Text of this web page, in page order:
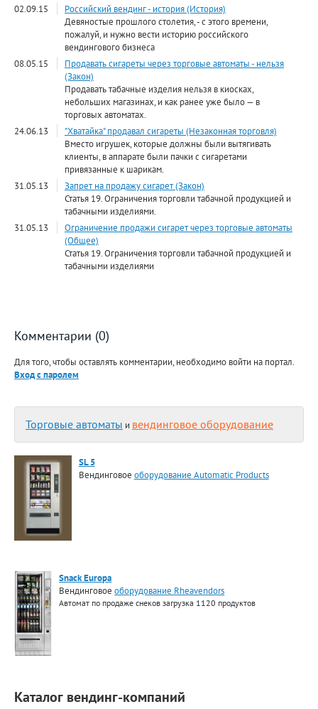
02.09.15
Российский вендинг - история (История)
Девяностые прошлого столетия, - с этого времени,
пожалуй, и нужно вести историю российского
вендингового бизнеса
08.05.15
Продавать сигареты через торговые автоматы - нельзя
(Закон)
Продавать табачные изделия нельзя в киосках,
небольших магазинах, и как ранее уже было — в
торговых автоматах.
24.06.13
"Хватайка" продавал сигареты (Незаконная торговля)
Вместо игрушек, которые должны были вытягивать
клиенты, в аппарате были пачки с сигаретами
привязанные к шарикам.
31.05.13
Запрет на продажу сигарет (Закон)
Статья 19. Ограничения торговли табачной продукцией и
табачными изделиями.
31.05.13
Ограничение продажи сигарет через торговые автоматы
(Общее)
Статья 19. Ограничения торговли табачной продукцией и
табачными изделиями
Комментарии (0)
Для того, чтобы оставлять комментарии, необходимо войти на портал.
Вход с паролем
Торговые автоматы и вендинговое оборудование
SL 5
Вендинговое оборудование Automatiс Products
Snack Europa
Вендинговоеоборудование Rheavendors
Автомат по продаже снеков загрузка 1120 продуктов
Каталог вендинг-компаний